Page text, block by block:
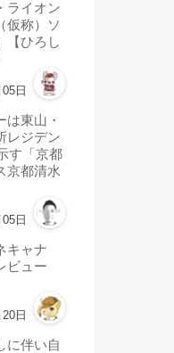
ライオン
仮称）ソ
【ひろし
日
は東山・
レジデン
す「京都
京都清水
日
キャナ
ビュー
日
に伴い自